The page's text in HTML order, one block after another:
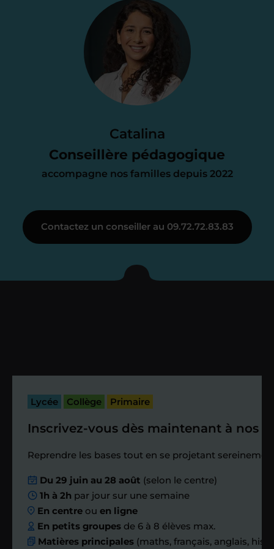
Catalina
Conseillère pédagogique
accompagne nos familles depuis 2022
Je vous envoie une
proposition
d’accompagnement
parfait. À partir de maintenant nous
nous occupons de tout.
Je vous présente votre
enseignant sous 72
passé.
Étape 4
Nous planifions
ensemble des
échanges réguliers
Contactez un conseiller au 09.72.72.83.83
Lycée Collège Primaire
Inscrivez-vous dès maintenant à nos
Reprendre les bases tout en se projetant
Du 29 juin au 28 août (selon le centre)
1h à 2h par jour sur une semaine
En centre ouen ligne
En petits groupes de 6 à 8 élèves max.
Matières principales (maths, français, anglais,